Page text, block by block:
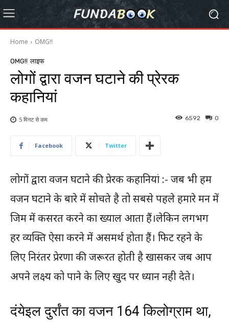
Home OMG!!
OMG!! लाइफ
लोगों द्वारा वजन घटाने की प्रेरक
कहानियां
0
6592
5 मिनट सेकम
Facebook Twitter
लोगों द्वारा वजन घटाने की प्रेरक कहानियां :- जब भी हम
वजन घटाने के बारे में सोचते है तो सबसे पहले हमारे मन में
जिम में कसरत करने का ख्याल आता हैं।लेकिन लगभग
हर व्यक्ति ऐसा करने में असमर्थ होता हैं। फिट रहने के
लिए निरंतर प्रेरणा की जरूरत होती है खासकर जब आप
अपने लक्ष्य को पाने के लिए खुद पर ध्यान नही देते।
दंयेइल दुर्रांत का वजन 164 किलोग्राम था,